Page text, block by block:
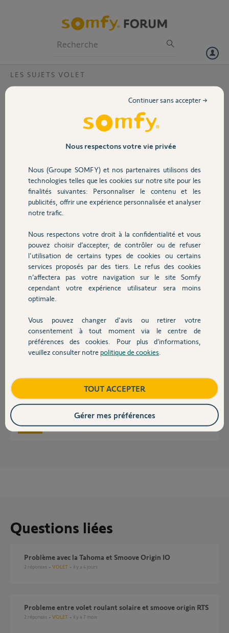
Volet
Sécurité
Domotique
Chauffage
Autres produits
Devis avec un pro
Contact
LES SUJETS VOLET
Probleme commande volet solaire avec
pour ouvrir le volet une impulsion sur la télécommande, le volet
monte de quelques centimètres, s'arrête, puis repart jusqu'à
Pour le fermer, une impulsion sur la télécommande ne le fait
descendre que de quelques centimètres. Pour le fermer
complètement, il faut sans arrêt donner des impulsions jusqu'à
complète fermeture.
(Smoove Origin RTS 18110880B)
J'ai d'autre volets qui fonctionnent correctement)
Merci,
philippe
il y a presque 4 ans
Participer au fil de discussion
Réponses
Bonjour Philippe,
Avez-vous remis à zéro le moteur pour le reprogrammer ?
Bonne journée,
Questions liées
Problème avec la Tahoma et Smoove Origin IO
2 réponses VOLET il y a 4 jours
probleme entre volet roulant solaire et smoove origin RTS
2 réponses VOLET il y a 7 mois
Nous respectons votre vie privée
Nous (Groupe SOMFY) et nos partenaires utilisons des
technologies telles que les cookies sur notre site pour les
finalités suivantes: Personnaliser le contenu et les
publicités, offrir une expérience personnalisée et analyser
notre trafic.
Nous respectons votre droit à la confidentialité et vous
pouvez choisir d’accepter, de contrôler ou de refuser
l'utilisation de certains types de cookies ou certains
services proposés par des tiers. Le refus des cookies
n’affectera pas votre navigation sur le site Somfy
cependant votre expérience utilisateur sera moins
optimale.
Vous pouvez changer d'avis ou retirer votre
consentement à tout moment via le centre de
préférences des cookies. Pour plus d’informations,
veuillez consulter notre politique de cookies
Continuer sans accepter →
TOUT ACCEPTER
Gérer mes préférences